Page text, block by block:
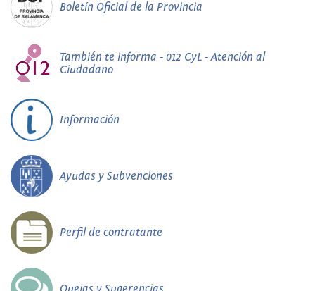
Boletín Oficial de la Provincia
También te informa - 012 CyL - Atención al
Ciudadano
Información
Ayudas y Subvenciones
Perfil de contratante